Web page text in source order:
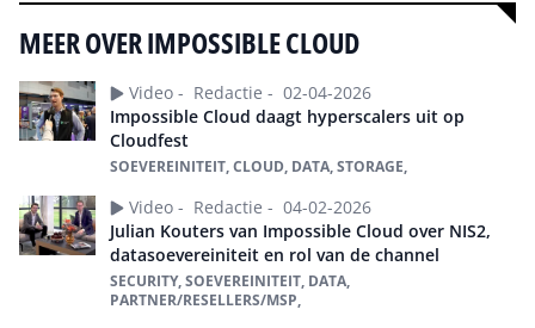
MEER OVER IMPOSSIBLE CLOUD
Video - Redactie - 02-04-2026
Impossible Cloud daagt hyperscalers uit op
Cloudfest
SOEVEREINITEIT, CLOUD, DATA, STORAGE,
Video - Redactie - 04-02-2026
Julian Kouters van Impossible Cloud over NIS2,
datasoevereiniteit en rol van de channel
SECURITY, SOEVEREINITEIT, DATA,
PARTNER/RESELLERS/MSP,